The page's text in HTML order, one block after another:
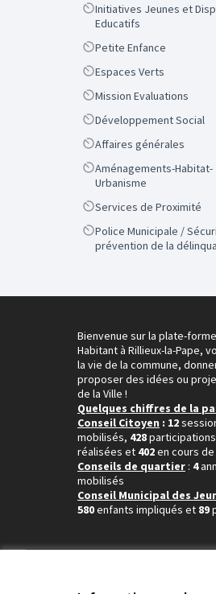
Scope
Initiatives Jeunes et Dispositifs
Educatifs
ScopePetite Enfance
ScopeEspaces Verts
ScopeMission Evaluations
ScopeDéveloppement Social
ScopeAffaires générales
Scope
Aménagements-Habitat-
Urbanisme
ScopeServices de Proximité
Scope
Police Municipale / Sécurité et
prévention de la
Bienvenue sur la plate-
Habitant à Rillieux-la-Pape,
la vie de la commune,
proposer des idées ou
de la Ville !
Quelques chiffres de la
Conseil Citoyen : 12
mobilisés, 428
réalisées et 402en cours
Conseils de quartier : 4
mobilisés
Conseil Municipal des
580enfants impliqués et 89